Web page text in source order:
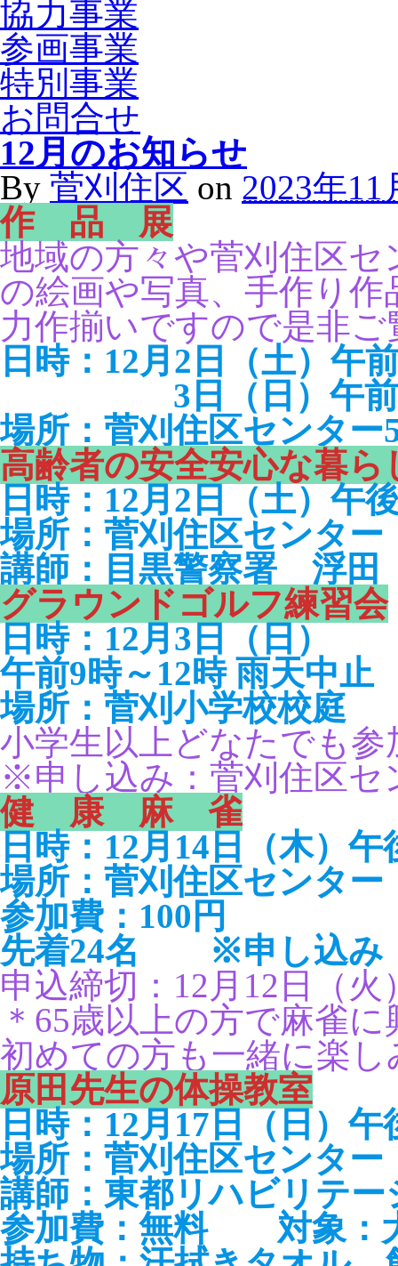
協力事業
参画事業
特別事業
お問合せ
12月のお知らせ
By 菅刈住区 on 2023年11
作 品 展
地域の方々や菅刈住区
の絵画や写真、手作り
力作揃いですので是非
日時：12月2日（土）午
3日（日）午前10
場所：菅刈住区センター
高齢者の安全安心な暮
日時：12月2日（土）午
場所：菅刈住区センタ
講師：目黒警察署 浮
グラウンドゴルフ練習会
日時：12月3日（日）
午前9時～12時 雨天中止
場所：菅刈小学校校庭
小学生以上どなたでも
※申し込み：菅刈住区セ
健 康 麻 雀
日時：12月14日（木）午
場所：菅刈住区センタ
参加費：100円
先着24名 ※申し込み
申込締切：12月12日（火
＊65歳以上の方で麻雀
初めての方も一緒に楽
原田先生の体操教室
日時：12月17日（日）午
場所：菅刈住区センタ
講師：東都リハビリテ
参加費：無料 対象：